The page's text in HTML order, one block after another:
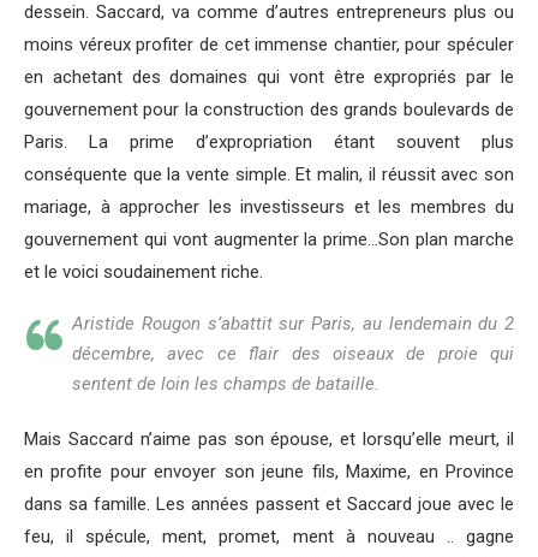
dessein. Saccard, va comme d’autres entrepreneurs plus ou
moins véreux profiter de cet immense chantier, pour spéculer
en achetant des domaines qui vont être expropriés par le
gouvernement pour la construction des grands boulevards de
Paris. La prime d’expropriation étant souvent plus
conséquente que la vente simple. Et malin, il réussit avec son
mariage, à approcher les investisseurs et les membres du
gouvernement qui vont augmenter la prime…Son plan marche
et le voici soudainement riche.
Aristide Rougon s’abattit sur Paris, au lendemain du 2
décembre, avec ce flair des oiseaux de proie qui
sentent de loin les champs de bataille.
Mais Saccard n’aime pas son épouse, et lorsqu’elle meurt, il
en profite pour envoyer son jeune fils, Maxime, en Province
dans sa famille. Les années passent et Saccard joue avec le
feu, il spécule, ment, promet, ment à nouveau .. gagne